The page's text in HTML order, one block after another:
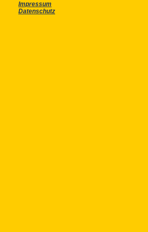
Impressum
Datenschutz